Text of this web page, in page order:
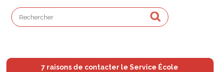
7 raisons de contacter le Service École